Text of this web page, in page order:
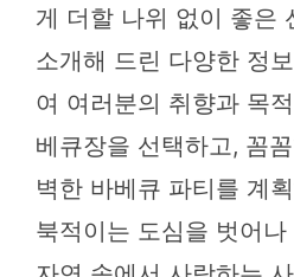
게 더할 나위 없이 좋은
소개해 드린 다양한 정
여 여러분의 취향과 목
베큐장을 선택하고, 꼼
벽한 바베큐 파티를 계
북적이는 도심을 벗어